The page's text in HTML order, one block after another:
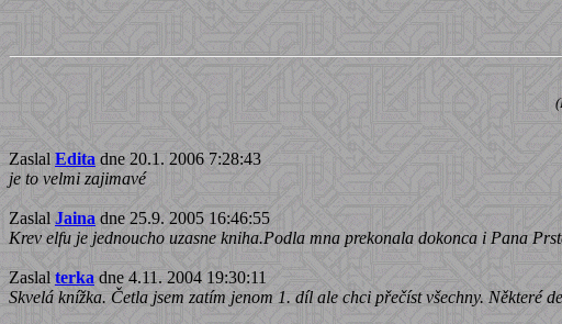
Zaslal Edita dne 20.1. 2006 7:28:43
je to velmi zajimavé
Zaslal Jaina dne 25.9. 2005 16:46:55
Krev elfu je jednoucho uzasne kniha.Podla mna prekonala dokonca i Pana
Zaslal terka dne 4.11. 2004 19:30:11
Skvelá knížka. Četla jsem zatím jenom 1. díl ale chci přečíst všechny. Některé